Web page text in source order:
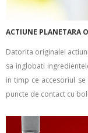
ACTIUNE PLANETARA
Datorita originalei
sa inglobati
in timp ce accesoriul
puncte de contact cu